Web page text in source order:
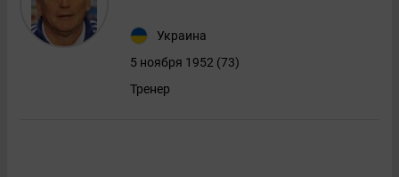
Украина
5 ноября 1952 (73)
Тренер